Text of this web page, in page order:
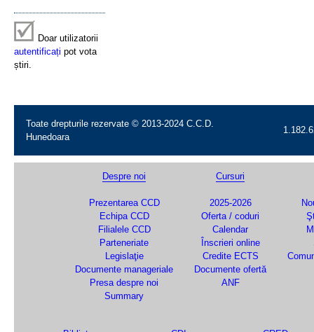
Doar utilizatorii
autentificați pot vota
știri.
Toate drepturile rezervate © 2013-2024 C.C.D.
Hunedoara
Despre noi
Prezentarea CCD
Echipa CCD
Filialele CCD
Parteneriate
Legislaţie
Documente manageriale
Presa despre noi
Summary
Cursuri
2025-2026
Oferta / coduri
Calendar
Înscrieri online
Credite ECTS
Documente ofertă
ANF